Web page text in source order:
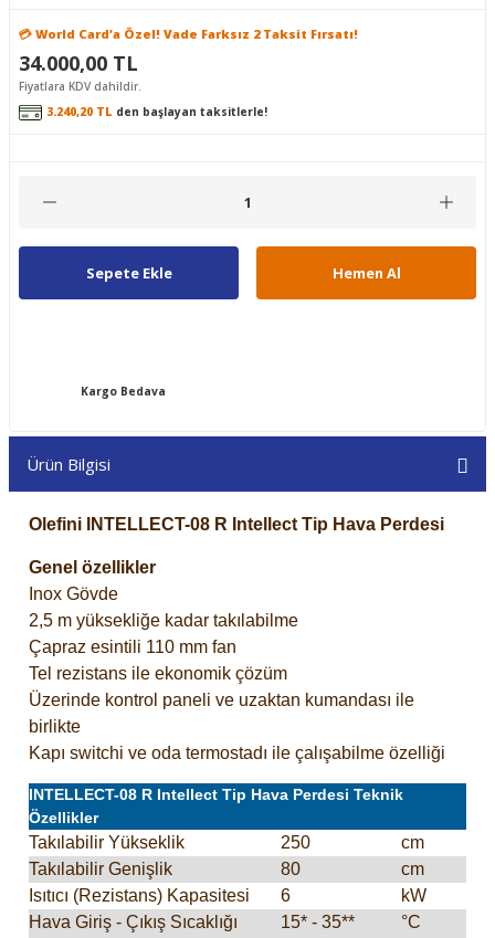
💳 World Card’a Özel! Vade Farksız 2 Taksit Fırsatı!
34.000,00 TL
Fiyatlara KDV dahildir.
3.240,20 TL den başlayan taksitlerle!
Sepete Ekle Hemen Al
Kargo Bedava
Ürün Bilgisi
Olefini INTELLECT-08 R Intellect Tip Hava Perdesi
Genel özellikler
Inox Gövde
2,5 m yüksekliğe kadar takılabilme
Çapraz esintili 110 mm fan
Tel rezistans ile ekonomik çözüm
Üzerinde kontrol paneli ve uzaktan kumandası ile
birlikte
Kapı switchi ve oda termostadı ile çalışabilme özelliği
INTELLECT-08 R Intellect Tip Hava Perdesi Teknik
Özellikler
Takılabilir Yükseklik 250
cm
Takılabilir Genişlik
80
cm
Isıtıcı (Rezistans) Kapasitesi
6
kW
Hava Giriş - Çıkış Sıcaklığı
15* - 35** °C